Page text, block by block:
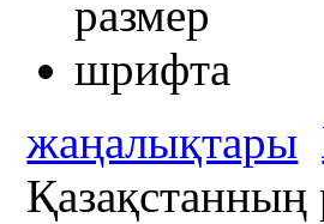
жаңалықтары
Қазақстанның